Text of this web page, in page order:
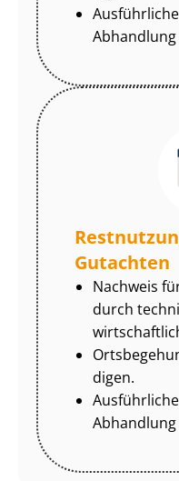
Abhandlung
Gutachten
Nachweis
durch
di­gen.
Abhandlung